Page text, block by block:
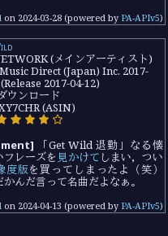
on 2024-03-28(powered by PA-APIv5)
(メインアーティスト)
Direct (Japan) Inc. 2017-
2017-04-12)
ウンロード
(ASIN)
「Get Wild 退勤」なる懐
フレーズを 見かけて しまい，つい
度版を買ってしまったよ（笑）
かんだ言って名曲だよなぁ。
on 2024-04-13 (powered by PA-APIv5)